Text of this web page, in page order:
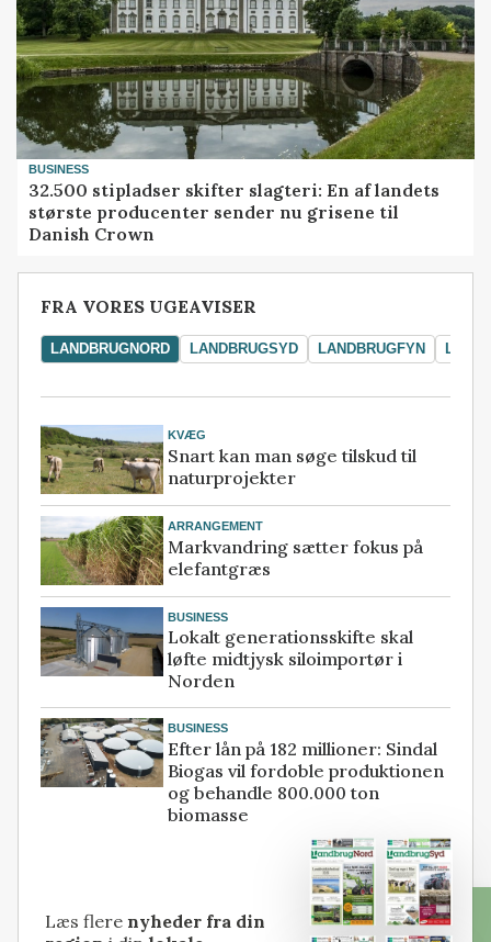
BUSINESS
32.500 stipladser skifter slagteri: En af landets
største producenter sender nu grisene til
Danish Crown
FRA VORES UGEAVISER
LANDBRUGNORD LANDBRUGSYD LANDBRUGFYN
KVÆG
Snart kan man søge tilskud til
naturprojekter
ARRANGEMENT
Markvandring sætter fokus på
elefantgræs
BUSINESS
Lokalt generationsskifte skal
løfte midtjysk siloimportør i
Norden
BUSINESS
Efter lån på 182 millioner: Sindal
Biogas vil fordoble produktionen
og behandle 800.000 ton
biomasse
Læs flere nyheder fra din